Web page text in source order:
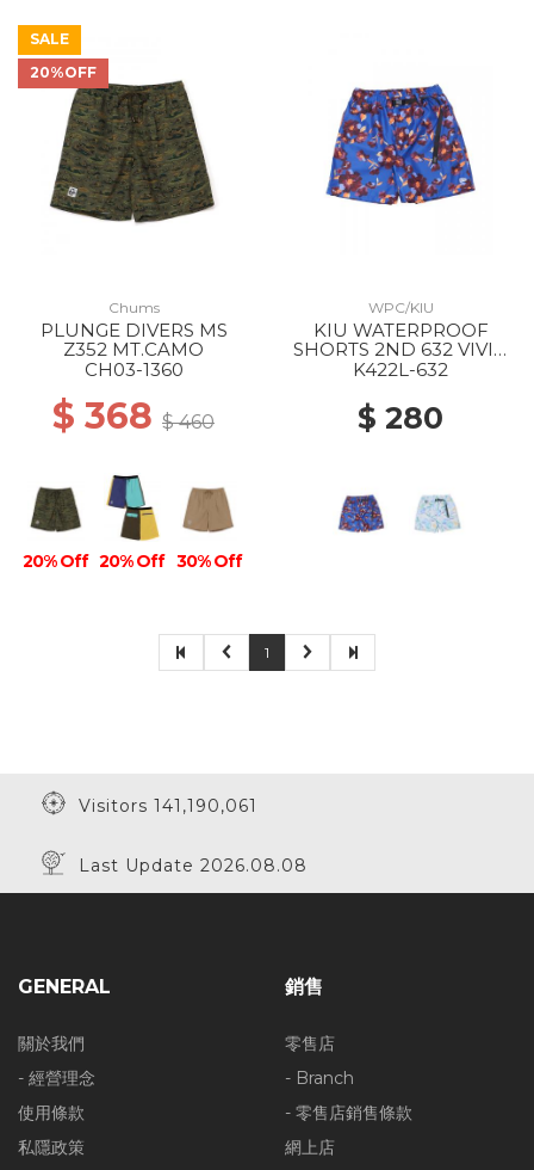
SALE
20%OFF
Chums
PLUNGE DIVERS MS
Z352 MT.CAMO
CH03-1360
$ 368 $ 460
20% Off 20% Off 30% Off
WPC/KIU
KIU WATERPROOF
SHORTS 2ND 632 VIVID
FLOWER
K422L-632
$ 280
1
Visitors 141,190,061
Last Update 2026.08.08
GENERAL
關於我們
- 經營理念
使用條款
私隱政策
銷售
零售店
- Branch
- 零售店銷售條款
網上店